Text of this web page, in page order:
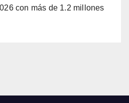
con más de 1.2 millones